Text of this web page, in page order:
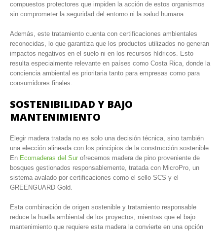
compuestos protectores que impiden la acción de estos organismos
sin comprometer la seguridad del entorno ni la salud humana.
Además, este tratamiento cuenta con certificaciones ambientales
reconocidas, lo que garantiza que los productos utilizados no generan
impactos negativos en el suelo ni en los recursos hídricos. Esto
resulta especialmente relevante en países como Costa Rica, donde la
conciencia ambiental es prioritaria tanto para empresas como para
consumidores finales.
SOSTENIBILIDAD Y BAJO
MANTENIMIENTO
Elegir madera tratada no es solo una decisión técnica, sino también
una elección alineada con los principios de la construcción sostenible.
En Ecomaderas del Sur ofrecemos madera de pino proveniente de
bosques gestionados responsablemente, tratada con MicroPro, un
sistema avalado por certificaciones como el sello SCS y el
GREENGUARD Gold.
Esta combinación de origen sostenible y tratamiento responsable
reduce la huella ambiental de los proyectos, mientras que el bajo
mantenimiento que requiere esta madera la convierte en una opción